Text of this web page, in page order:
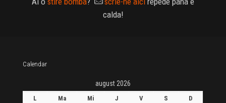
calda!
Calendar
august 2026
L Ma Mi J V S
D